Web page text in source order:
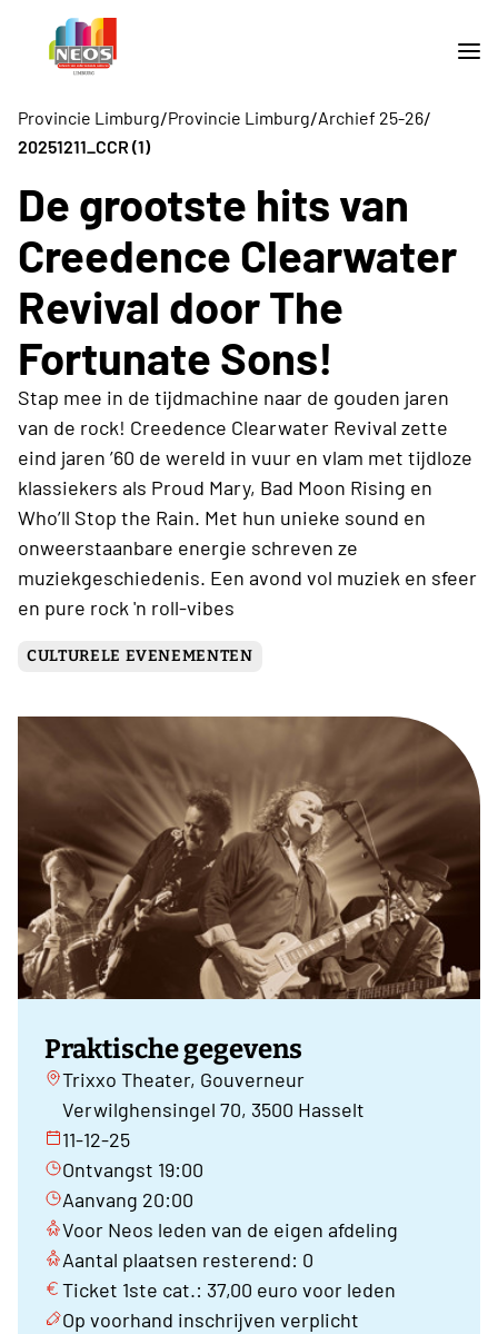
Provincie Limburg/Provincie Limburg/Archief 25-26/
20251211_CCR (1)
De grootste hits van
Creedence Clearwater
Revival door The
Fortunate Sons!
Stap mee in de tijdmachine naar de gouden jaren
van de rock! Creedence Clearwater Revival zette
eind jaren ’60 de wereld in vuur en vlam met tijdloze
klassiekers als Proud Mary, Bad Moon Rising en
Who’ll Stop the Rain. Met hun unieke sound en
onweerstaanbare energie schreven ze
muziekgeschiedenis. Een avond vol muziek en sfeer
en pure rock 'n roll-vibes
CULTURELE EVENEMENTEN
Praktische gegevens
Trixxo Theater, Gouverneur
Verwilghensingel 70, 3500 Hasselt
11-12-25
Ontvangst 19:00
Aanvang 20:00
Voor Neos leden van de eigen afdeling
Aantal plaatsen resterend: 0
Ticket 1ste cat.: 37,00 euro voor leden
Op voorhand inschrijven verplicht